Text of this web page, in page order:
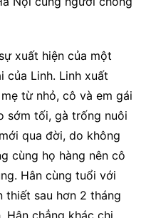
xuất hiện của một
của Linh. Linh xuất
từ nhỏ, cô và em gái
sớm tối, gà trống nuôi
qua đời, do không
cùng họ hàng nên cô
Hân cùng tuổi với
thiết sau hơn 2 tháng
Hân chẳng khác chị